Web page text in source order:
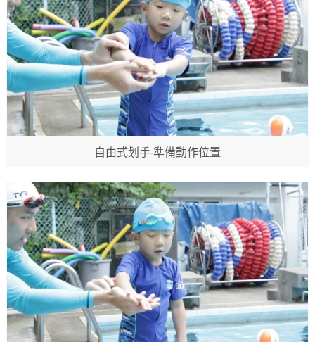
自由式划手-準備動作位置